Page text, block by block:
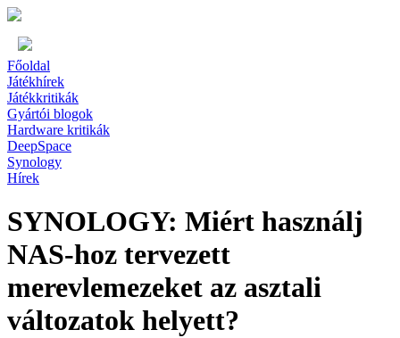
Főoldal
Játékhírek
Játékkritikák
Gyártói blogok
Hardware kritikák
DeepSpace
Synology
Hírek
SYNOLOGY: Miért használj
NAS-hoz tervezett
merevlemezeket az asztali
változatok helyett?